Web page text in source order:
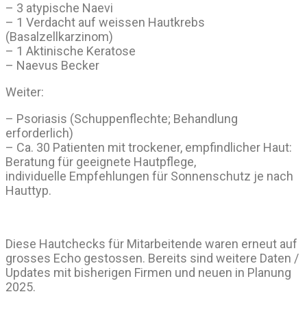
– 3 atypische Naevi
– 1 Verdacht auf weissen Hautkrebs
(Basalzellkarzinom)
– 1 Aktinische Keratose
– Naevus Becker
Weiter:
– Psoriasis (Schuppenflechte; Behandlung
erforderlich)
– Ca. 30 Patienten mit trockener, empfindlicher Haut:
Beratung für geeignete Hautpflege,
individuelle Empfehlungen für Sonnenschutz je nach
Hauttyp.
Diese Hautchecks für Mitarbeitende waren erneut auf
grosses Echo gestossen. Bereits sind weitere Daten /
Updates mit bisherigen Firmen und neuen in Planung
2025.